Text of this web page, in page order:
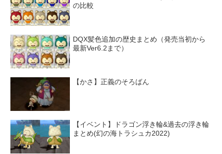
の比較
DQX髪色追加の歴史まとめ（発売当初から
最新Ver6.2まで）
【かさ】正義のそろばん
【イベント】ドラゴン浮き輪&過去の浮き輪
まとめ(幻の海トラシュカ2022)